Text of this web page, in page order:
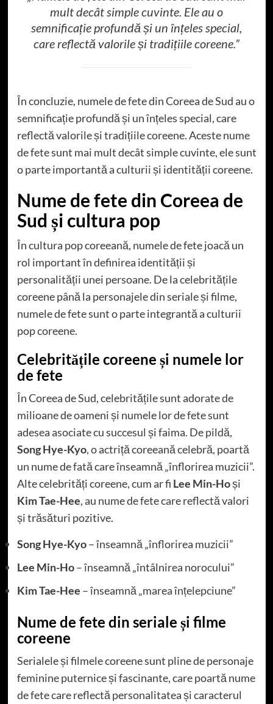
mult decât simple cuvinte. Ele au o
semnificație profundă și un înțeles special,
care reflectă valorile și tradițiile coreene.”
În concluzie, numele de fete din Coreea de Sud au o
semnificație profundă și un înțeles special, care
reflectă valorile și tradițiile coreene. Aceste nume
de fete sunt mai mult decât simple cuvinte, ele sunt
o parte importantă a culturii și identității coreene.
Nume de fete din Coreea de
Sud și cultura pop
În cultura pop coreeană, numele de fete joacă un
rol important în definirea identității și
personalității unei persoane. De la celebritățile
coreene până la personajele din seriale și filme,
numele de fete sunt o parte integrantă a culturii
pop coreene.
Celebritățile coreene și numele lor
de fete
În Coreea de Sud, celebritățile sunt adorate de
milioane de oameni și numele lor de fete sunt
adesea asociate cu succesul și faima. De pildă,
Song Hye-Kyo, o actriță coreeană celebră, poartă
un nume de fată care înseamnă „înflorirea muzicii”.
Alte celebrități coreene, cum ar fi Lee Min-Hoși
Kim Tae-Hee, au nume de fete care reflectă valori
și trăsături pozitive.
Song Hye-Kyo– înseamnă „înflorirea muzicii”
Lee Min-Ho– înseamnă „întâlnirea norocului”
Kim Tae-Hee – înseamnă „marea înțelepciune”
Nume de fete din seriale și filme
coreene
Serialele și filmele coreene sunt pline de personaje
feminine puternice și fascinante, care poartă nume
de fete care reflectă personalitatea și caracterul